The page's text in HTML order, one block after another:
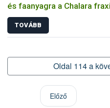
és faanyagra a Chalara fraxinea nevű kórokozó
terjedésének
TOVÁBB
Oldal 114 a
Előző